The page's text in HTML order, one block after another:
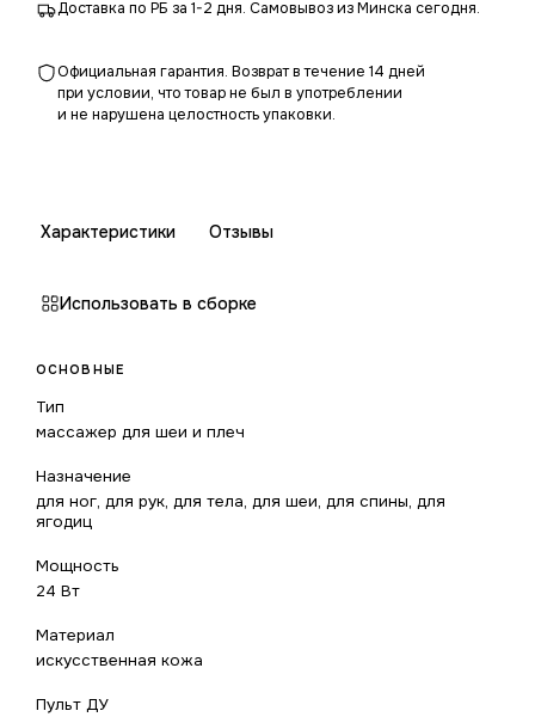
Доставка по РБ за 1-2 дня. Самовывоз из Минска сегодня.
Официальная гарантия. Возврат в течение 14 дней
при условии, что товар не был в употреблении
и не нарушена целостность упаковки.
Характеристики Отзывы
Использовать в сборке
ОСНОВНЫЕ
Тип
массажер для шеи и плеч
Назначение
для ног, для рук, для тела, для шеи, для спины, для
ягодиц
Мощность
24 Вт
Материал
искусственная кожа
Пульт ДУ